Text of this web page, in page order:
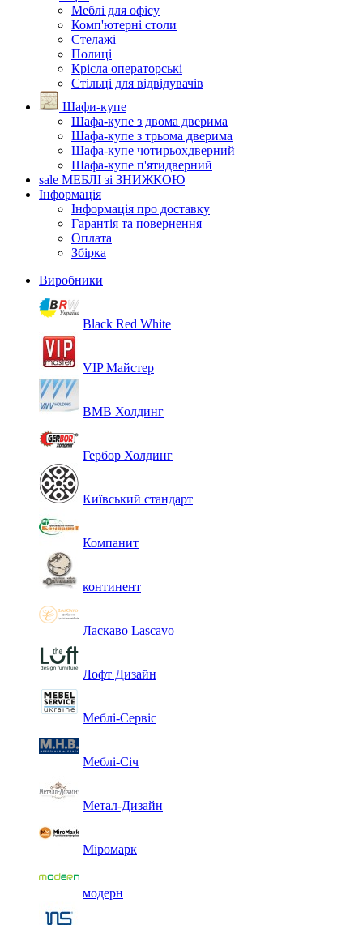
Меблі для офісу
Комп'ютерні столи
Стелажі
Полиці
Крісла операторські
Стільці для відвідувачів
Шафи-купе
Шафа-купе з двома дверима
Шафа-купе з трьома дверима
Шафа-купе чотирьохдверний
Шафа-купе п'ятидверний
sale МЕБЛІ зі ЗНИЖКОЮ
Інформація
Інформація про доставку
Гарантія та повернення
Оплата
Збірка
Виробники
Black Red White
VIP Майстер
ВМВ Холдинг
Гербор Холдинг
Київський стандарт
Компанит
континент
Ласкаво Lascavo
Лофт Дизайн
Меблі-Сервіс
Меблі-Січ
Метал-Дизайн
Міромарк
модерн